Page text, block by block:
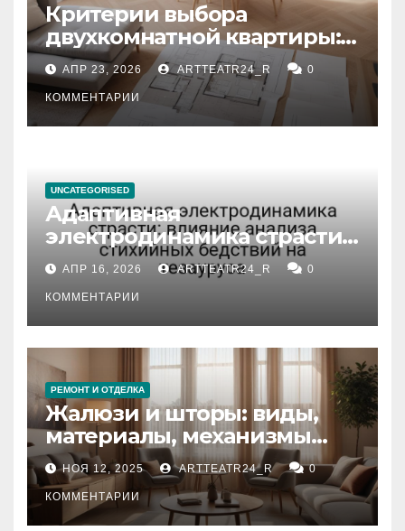
Критерии выбора
двухкомнатной квартиры:
планировка, площадь,
состояние и документация
АПР 23, 2026 ARTTEATR24_R 0
КОММЕНТАРИИ
UNCATEGORISED
Адаптивная
электродинамика страсти:
влияние анализа
стихийных бедствий на
тезауруса
АПР 16, 2026 ARTTEATR24_R 0
КОММЕНТАРИИ
РЕМОНТ И ОТДЕЛКА
Жалюзи и шторы: виды,
материалы, механизмы
управления и уход
НОЯ 12, 2025 ARTTEATR24_R 0
КОММЕНТАРИИ